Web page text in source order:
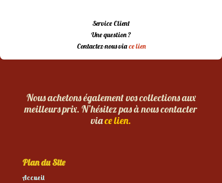
Service Client
Une question ?
Contactez-nous viace lien
Nous achetons également vos collections aux
meilleurs prix. N’hésitez pas à nous contacter
viace lien.
Plan du Site
Accueil